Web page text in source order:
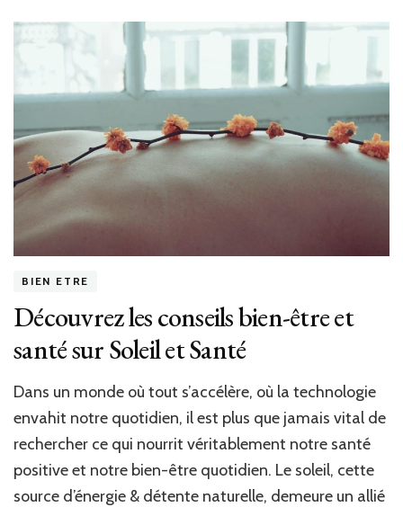
les
sur
blog
CCW
BIEN ETRE
Découvrez les conseils bien-être et
santé sur Soleil et Santé
Dans un monde où tout s’accélère, où la technologie
envahit notre quotidien, il est plus que jamais vital de
rechercher ce qui nourrit véritablement notre santé
positive et notre bien-être quotidien. Le soleil, cette
source d’énergie & détente naturelle, demeure un allié